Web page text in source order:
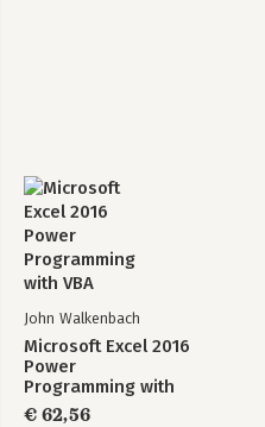
John Walkenbach
Microsoft Excel 2016
Power
Programming with
VBA
€ 62,56